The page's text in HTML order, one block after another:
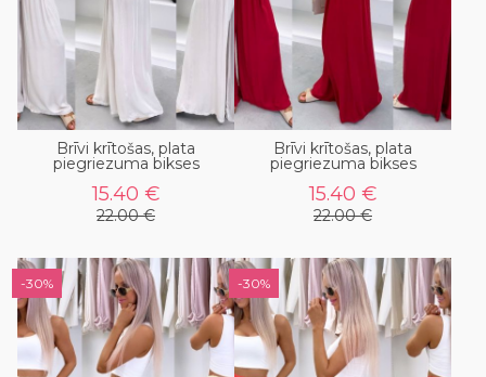
Brīvi krītošas, plata
piegriezuma bikses
15.40 €
22.00 €
Brīvi krītošas, plata
piegriezuma bikses
15.40 €
22.00 €
-30% -30%